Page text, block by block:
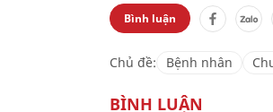
Bình luận
Chủ đề: Bệnh nhân